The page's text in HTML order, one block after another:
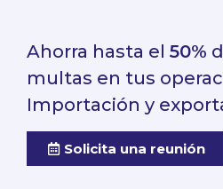
Ahorra hasta el 50%
multas en tus
Importación y
Solicita una reunión